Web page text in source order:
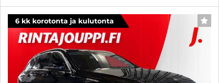
6 kk korotonta ja kulutonta